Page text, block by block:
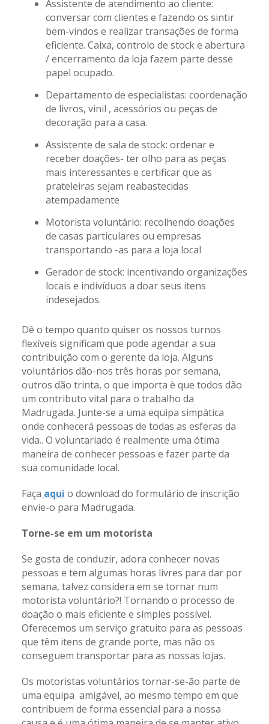
Assistente de atendimento ao cliente:
conversar com clientes e fazendo os sintir
bem-vindos e realizar transações de forma
eficiente. Caixa, controlo de stock e abertura
/ encerramento da loja fazem parte desse
papel ocupado.
Departamento de especialistas: coordenação
de livros, vinil , acessórios ou peças de
decoração para a casa.
Assistente de sala de stock: ordenar e
receber doações- ter olho para as peças
mais interessantes e certificar que as
prateleiras sejam reabastecidas
atempadamente
Motorista voluntário: recolhendo doações
de casas particulares ou empresas
transportando -as para a loja local
Gerador de stock: incentivando organizações
locais e indivíduos a doar seus itens
indesejados.
Dê o tempo quanto quiser os nossos turnos
flexíveis significam que pode agendar a sua
contribuição com o gerente da loja. Alguns
voluntários dão-nos três horas por semana,
outros dão trinta, o que importa è que todos dão
um contributo vital para o trabalho da
Madrugada. Junte-se a uma equipa simpática
onde conhecerá pessoas de todas as esferas da
vida.. O voluntariado é realmente uma ótima
maneira de conhecer pessoas e fazer parte da
sua comunidade local.
Faça aqui o download do formulário de inscrição
envie-o para Madrugada.
Torne-se em um motorista
Se gosta de conduzir, adora conhecer novas
pessoas e tem algumas horas livres para dar por
semana, talvez considera em se tornar num
motorista voluntário?! Tornando o processo de
doação o mais eficiente e simples possível.
Oferecemos um serviço gratuito para as pessoas
que têm itens de grande porte, mas não os
conseguem transportar para as nossas lojas.
Os motoristas voluntários tornar-se-ão parte de
uma equipa amigável, ao mesmo tempo em que
contribuem de forma essencial para a nossa